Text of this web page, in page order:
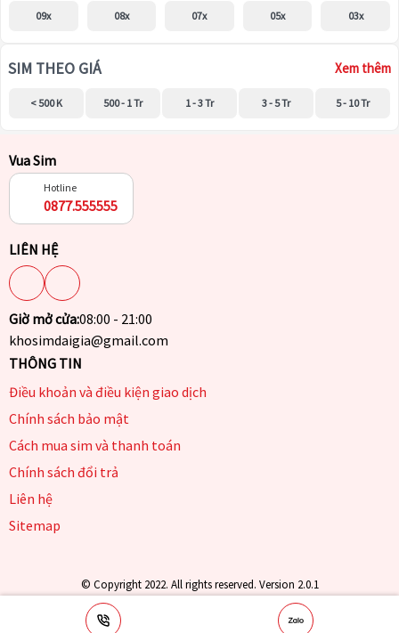
09x 08x 07x 05x 03x
SIM THEO GIÁ Xem thêm
< 500 K 500 - 1 Tr 1 - 3 Tr 3 - 5 Tr 5 - 10 Tr
Vua Sim
Hotline
0877.555555
LIÊN HỆ
Giờ mở cửa:08:00 - 21:00
khosimdaigia@gmail.com
THÔNG TIN
Điều khoản và điều kiện giao dịch
Chính sách bảo mật
Cách mua sim và thanh toán
Chính sách đổi trả
Liên hệ
Sitemap
© Copyright 2022. All rights reserved. Version 2.0.1